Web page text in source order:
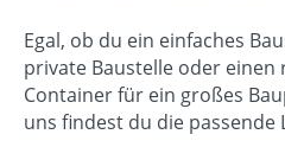
Egal, ob du ein einfaches
private Baustelle oder
Container für ein großes
uns findest du die passende